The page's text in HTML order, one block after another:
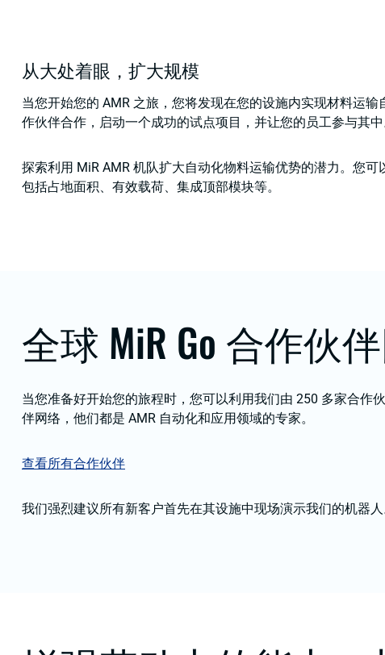
从大处着眼，扩大规模
当您开始您的 AMR 之旅，您将发现在您的设施内实现材料运
作伙伴合作，启动一个成功的试点项目，并让您的员工参与其中
探索利用 MiR AMR 机队扩大自动化物料运输优势的潜力。您可
包括占地面积、有效载荷、集成顶部模块等。
全球 MiR Go 合作伙
当您准备好开始您的旅程时，您可以利用我们由 250 多家合作
伴网络，他们都是 AMR 自动化和应用领域的专家。
查看所有合作伙伴
我们强烈建议所有新客户首先在其设施中现场演示我们的机器人